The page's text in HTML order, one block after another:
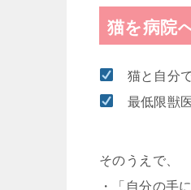
猫を病院
猫と自分
最低限獣
そのうえで、
・「自分の手